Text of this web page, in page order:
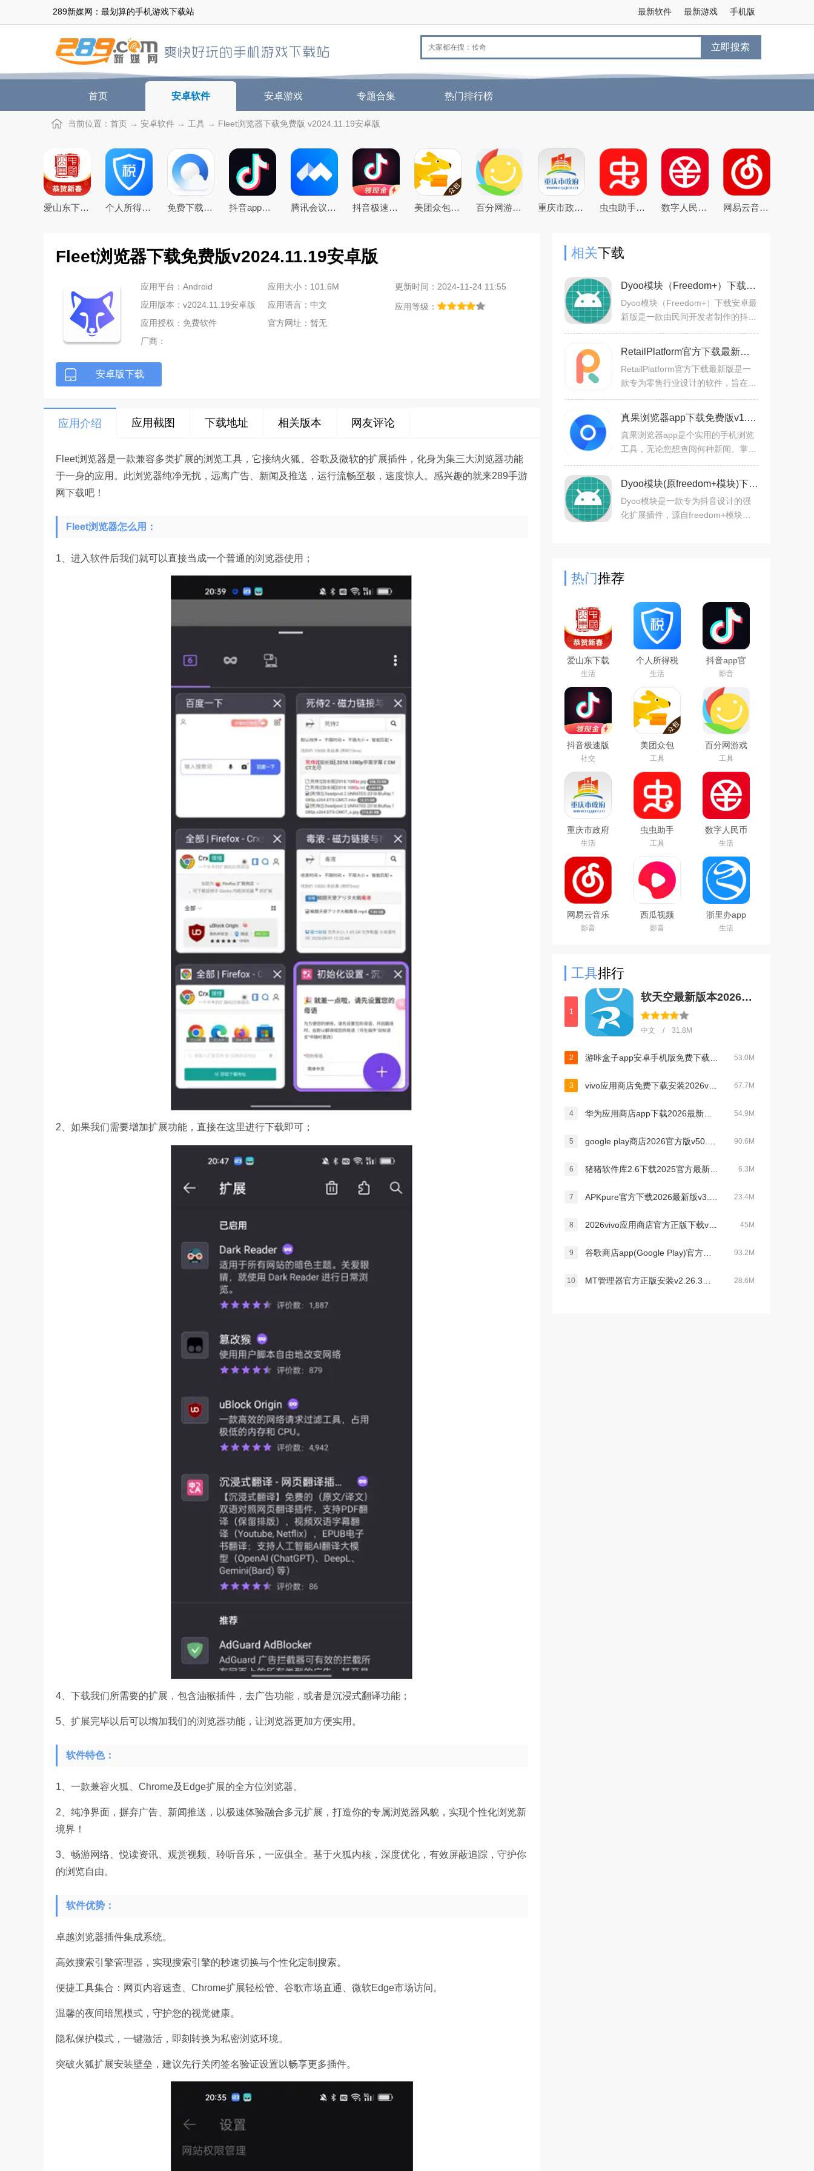
289新媒网：最划算的手机游戏下载站 手机版
最新游戏
最新软件
立即搜索
首页 安卓软件 安卓游戏 专题合集 热门排行榜
当前位置： 首页 → 安卓软件 → 工具 → Fleet浏览器下载免费版 v2024.11.19安卓版
爱山东下载app官方最新版 个人所得税app下载安装官方2026最新版 免费下载2026最新版手机QQ浏览器 抖音app官方最新版本 腾讯会议app下载安装2026年官方免费版 抖音极速版免费下载2026最新版 美团众包app 百分网游戏盒子下载2026新版 重庆市政府渝快办app官方版 虫虫助手2026最新版游戏盒子 数字人民币试点版官方app安卓版 网易云音乐下载2025最新版
Fleet浏览器下载免费版v2024.11.19安卓版
应用平台：Android 应用大小：101.6M
更新时间：2024-11-24 11:55
应用版本：v2024.11.19安卓版
应用语言：中文
应用等级：
应用授权：免费软件
官方网址：暂无
厂商：
安卓版下载
应用介绍 应用截图 下载地址 相关版本 网友评论
Fleet浏览器是一款兼容多类扩展的浏览工具，它接纳火狐、谷歌及微软的扩展插件，化身为集三大浏览器功能
于一身的应用。此浏览器纯净无扰，远离广告、新闻及推送，运行流畅至极，速度惊人。感兴趣的就来289手游
网下载吧！
Fleet浏览器怎么用：
1、进入软件后我们就可以直接当成一个普通的浏览器使用；
2、如果我们需要增加扩展功能，直接在这里进行下载即可；
4、下载我们所需要的扩展，包含油猴插件，去广告功能，或者是沉浸式翻译功能；
5、扩展完毕以后可以增加我们的浏览器功能，让浏览器更加方便实用。
软件特色：
1、一款兼容火狐、Chrome及Edge扩展的全方位浏览器。
2、纯净界面，摒弃广告、新闻推送，以极速体验融合多元扩展，打造你的专属浏览器风貌，实现个性化浏览新
境界！
3、畅游网络、悦读资讯、观赏视频、聆听音乐，一应俱全。基于火狐内核，深度优化，有效屏蔽追踪，守护你
的浏览自由。
软件优势：
卓越浏览器插件集成系统。
高效搜索引擎管理器，实现搜索引擎的秒速切换与个性化定制搜索。
便捷工具集合：网页内容速查、Chrome扩展轻松管、谷歌市场直通、微软Edge市场访问。
温馨的夜间暗黑模式，守护您的视觉健康。
隐私保护模式，一键激活，即刻转换为私密浏览环境。
突破火狐扩展安装壁垒，建议先行关闭签名验证设置以畅享更多插件。
相关下载
Dyoo模块（Freedom+）下载安卓最新版v1.1.9最新安卓版
Dyoo模块（Freedom+）下载安卓最
新版是一款由民间开发者制作的抖音
印下载、评论区视频/图片保存、表
情包保存、控件防烧屏、Tab
RetailPlatform官方下载最新版v2.1.98安卓最新版
RetailPlatform官方下载最新版是一
款专为零售行业设计的软件，旨在帮
存管理、销售跟踪、客户关系管理和
财务报告等。该软件通过
真果浏览器app下载免费版v1.0.020安卓版
真果浏览器app是个实用的手机浏览
工具，无论您想查阅何种新闻、掌握
浏览器中轻松搜索。同时，它兼容多
样浏览方式，更可添加扩展
Dyoo模块(原freedom+模块)下载免费版v1.1.9安卓版
Dyoo模块是一款专为抖音设计的强
化扩展插件，源自freedom+模块，
热门推荐
爱山东下载
app官方最
新版
生活
个人所得税
app下载安
装官方2026
最新版
生活
抖音app官
方最新版本
影音
抖音极速版
免费下载
2026最新版
社交
美团众包
app
工具
百分网游戏
盒子下载
2026新版
工具
重庆市政府
渝快办app
官方版
生活
虫虫助手
2026最新版
游戏盒子
工具
数字人民币
试点版官方
app安卓版
生活
网易云音乐
下载2025最
新版
影音
西瓜视频
2024最新版
影音
浙里办app
官方下载
2026手机版
生活
工具排行
1
软天空最新版本2026下载v8.7.3 安卓版
中文 / 31.8M
2 53.0M
3 67.7M
4 54.9M
5 90.6M
6 6.3M
7 23.4M
8 45M
9 93.2M
10 28.6M